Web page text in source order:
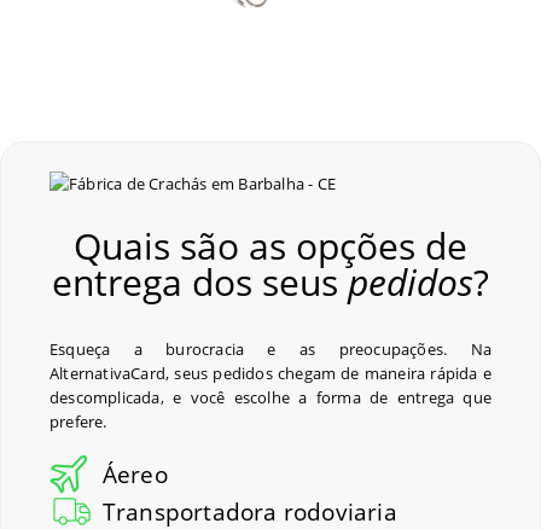
Quais são as opções de
entrega dos seuspedidos?
Esqueça a burocracia e as preocupações. Na
AlternativaCard, seus pedidos chegam de maneira rápida e
descomplicada, e você escolhe a forma de entrega que
prefere.
Áereo
Transportadora rodoviaria